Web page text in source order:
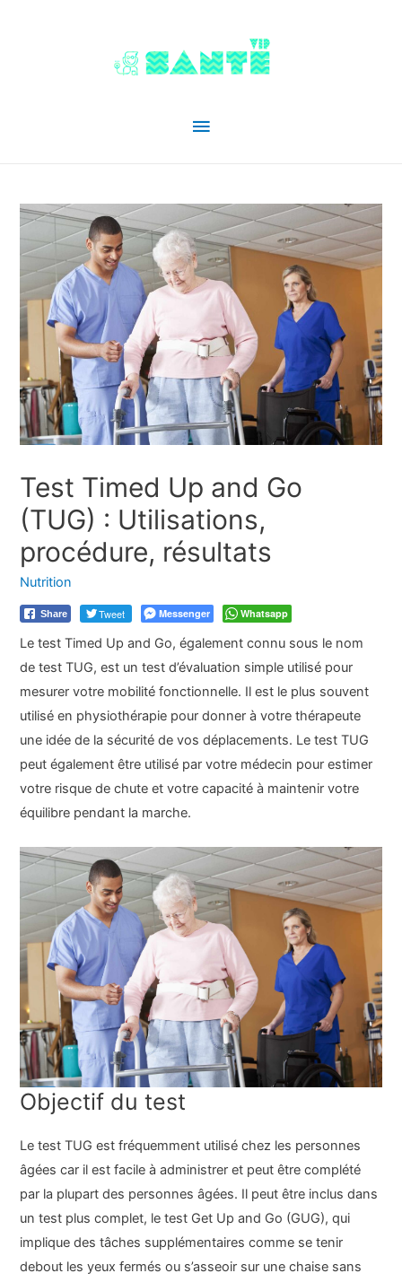
Menu
Test Timed Up and Go
(TUG) : Utilisations,
procédure, résultats
Nutrition
Share Tweet Messenger Whatsapp
Le test Timed Up and Go, également connu sous le nom
de test TUG, est un test d’évaluation simple utilisé pour
mesurer votre mobilité fonctionnelle. Il est le plus souvent
utilisé en physiothérapie pour donner à votre thérapeute
une idée de la sécurité de vos déplacements. Le test TUG
peut également être utilisé par votre médecin pour estimer
votre risque de chute et votre capacité à maintenir votre
équilibre pendant la marche.
Objectif du test
Le test TUG est fréquemment utilisé chez les personnes
âgées car il est facile à administrer et peut être complété
par la plupart des personnes âgées. Il peut être inclus dans
un test plus complet, le test Get Up and Go (GUG), qui
implique des tâches supplémentaires comme se tenir
debout les yeux fermés ou s’asseoir sur une chaise sans